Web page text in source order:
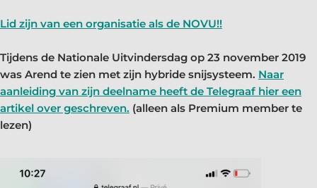
Lid zijn van een organisatie als de NOVU!!
Tijdens de Nationale Uitvindersdag op 23 november 2019
was Arend te zien met zijn hybride snijsysteem. Naar
aanleiding van zijn deelname heeft de Telegraaf hier een
artikel over geschreven. (alleen als Premium member te
lezen)